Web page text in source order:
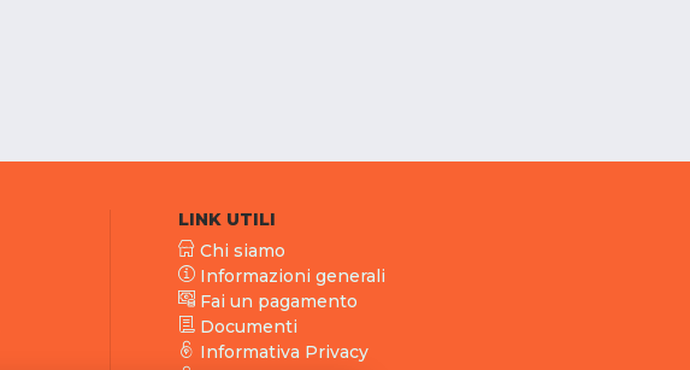
LINK UTILI
Chi siamo
Informazioni generali
Fai un pagamento
Documenti
Informativa Privacy